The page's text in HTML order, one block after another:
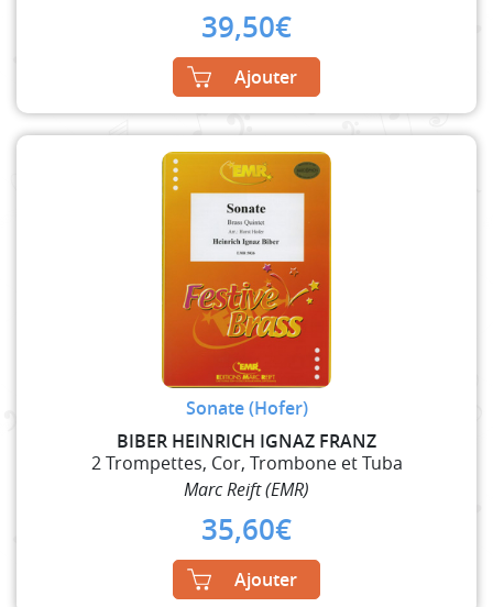
39,50€
Ajouter
Sonate (Hofer)
BIBER HEINRICH IGNAZ FRANZ
2 Trompettes, Cor, Trombone et Tuba
Marc Reift (EMR)
35,60€
Ajouter